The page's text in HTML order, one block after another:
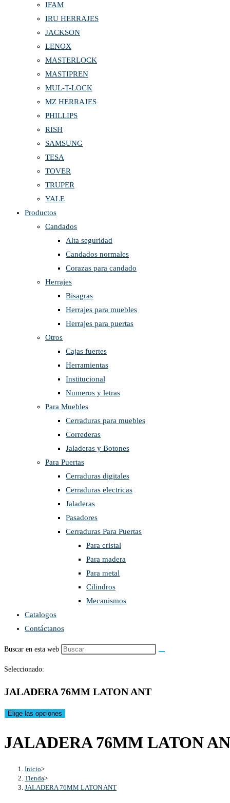
IFAM
IRU HERRAJES
JACKSON
LENOX
MASTERLOCK
MASTIPREN
MUL-T-LOCK
MZ HERRAJES
PHILLIPS
RISH
SAMSUNG
TESA
TOVER
TRUPER
YALE
Productos
Candados
Alta seguridad
Candados normales
Corazas para candado
Herrajes
Bisagras
Herrajes para muebles
Herrajes para puertas
Otros
Cajas fuertes
Herramientas
Institucional
Numeros y letras
Para Muebles
Cerraduras para muebles
Correderas
Jaladeras y Botones
Para Puertas
Cerraduras digitales
Cerraduras electricas
Jaladeras
Pasadores
Cerraduras Para Puertas
Para cristal
Para madera
Para metal
Cilindros
Mecanismos
Catalogos
Contáctanos
Buscar en esta web
Seleccionado:
JALADERA 76MM LATON ANT
Elige las opciones
JALADERA 76MM LATON
Inicio>
Tienda>
JALADERA 76MM LATON ANT